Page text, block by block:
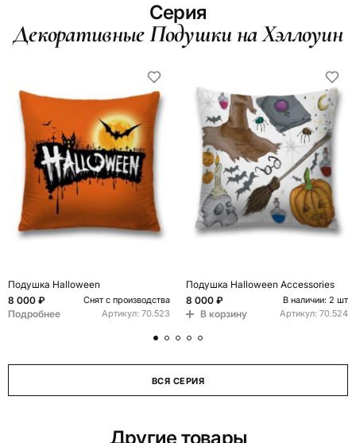
Серия
Декоративные Подушки на Хэллоуин
Подушка Halloween
8 000 ₽
Снят с производства
Подробнее Артикул: 70.523
Подушка Halloween Accessories
8 000 ₽
В наличии: 2 шт
В корзину Артикул: 70.524
ВСЯ СЕРИЯ
Другие товары